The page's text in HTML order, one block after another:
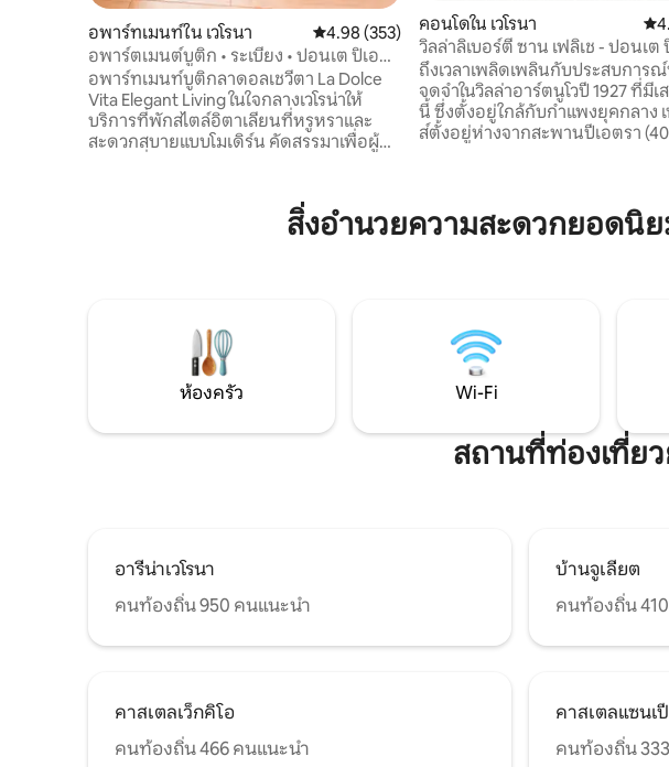
อพาร์ทเมนท์ใน เวโรนา คะแนนเฉลี่ย 4.98 จาก 5, 353 รีวิว
4.98 (353)
อพาร์ตเมนต์บูติก • ระเบียง • ปอนเต ปิเอ
ตรา
อพาร์ทเมนท์บูติกลาดอลเชวีตา La Dolce
Vita Elegant Living ในใจกลางเวโรน่าให้
บริการที่พักสไตล์อิตาเลียนที่หรูหราและ
สะดวกสบายแบบโมเดิร์น คัดสรรมาเพื่อผู้
ห้องนอนพร้อมท็อปเปอร์เมมโมรี่โฟมความ
หนา 5 ซม. (1 ห้องมีระเบียงส่วนตัว) • ความ
ทาง): • การทำความสะอาด: €55 • ภาษี
เทศบาล: 3.50 ยูโร/คน/คืน สำหรับ 4 คืนแรก
คอนโดใน เวโรนา คะ
วิลล่าลิเบอร์ตี ซาน เฟลิเช - ปอนเต
ถึงเวลาเพลิดเพลินกับประสบการ
จดจำในวิลล่าอาร์ตนูโวปี 1927 ที่มี
นี้ ซึ่งตั้งอยู่ใกล้กับกำแพงยุคกลาง
ส์ตั้งอยู่ห่างจากสะพานปีเอตรา
ทัศนียภาพอันน่าทึ่งของปราสาท
เจโล อพาร์ทเมนท์แห่งนี้เหมาะสำห
สิ่งอำนวยความสะดวกยอดนิ
ห้องครัว Wi-Fi
สถานที่ท่องเที่ย
อารีน่าเวโรนา
คนท้องถิ่น 950 คนแนะนำ
บ้านจูเลียต
คนท้องถิ่น
คาสเตลเว็กคิโอ
คนท้องถิ่น 466 คนแนะนำ
คาสเตลแซนเ
คนท้องถิ่น